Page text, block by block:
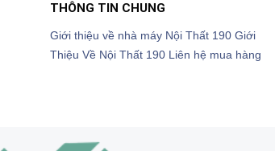
THÔNG TIN CHUNG
Giới thiệu về nhà máy Nội Thất 190 Giới
Thiệu Về Nội Thất 190
Liên hệ mua hàng